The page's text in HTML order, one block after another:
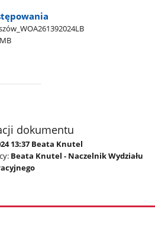
dokumentu
13:37 Beata Knutel
Beata Knutel - Naczelnik Wydziału